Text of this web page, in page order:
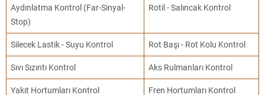
Aydınlatma Kontrol (Far-Sinyal-
Stop)
Rotil - Salıncak Kontrol
Silecek Lastik - Suyu Kontrol Rot Başı - Rot Kolu Kontrol
Sıvı Sızıntı Kontrol Aks Rulmanları Kontrol
Yakıt Hortumları Kontrol Fren Hortumları Kontrol